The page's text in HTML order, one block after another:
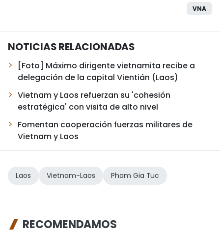
VNA
NOTICIAS RELACIONADAS
[Foto] Máximo dirigente vietnamita recibe a
delegación de la capital Vientián (Laos)
Vietnam y Laos refuerzan su 'cohesión
estratégica' con visita de alto nivel
Fomentan cooperación fuerzas militares de
Vietnam y Laos
Laos Vietnam-Laos Pham Gia Tuc
RECOMENDAMOS